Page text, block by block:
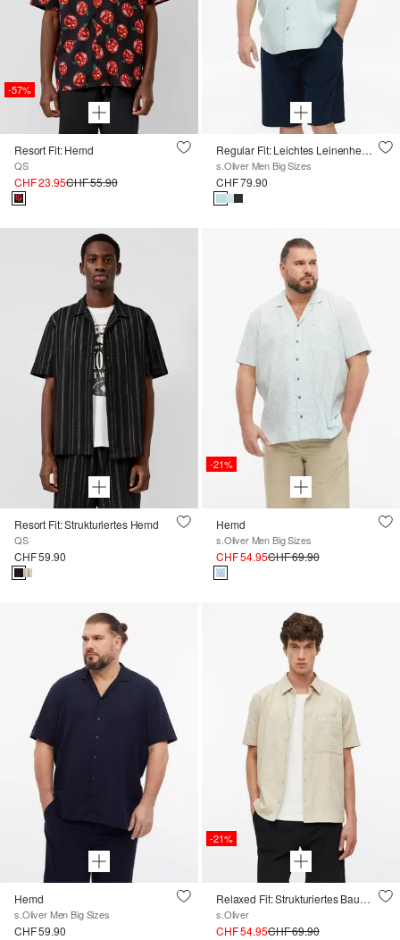
-57%
Resort Fit: Hemd
QS
CHF 23.95CHF 55.90
Regular Fit: Leichtes Leinenhemd mit Kentkragen
s.Oliver Men Big Sizes
CHF 79.90
Resort Fit: Strukturiertes Hemd
QS
CHF 59.90
-21%
Hemd
s.Oliver Men Big Sizes
CHF 54.95CHF 69.90
Hemd
s.Oliver Men Big Sizes
CHF 59.90
-21%
Relaxed Fit: Strukturiertes Baumwollhemd mit Brusttasche
s.Oliver
CHF 54.95CHF 69.90